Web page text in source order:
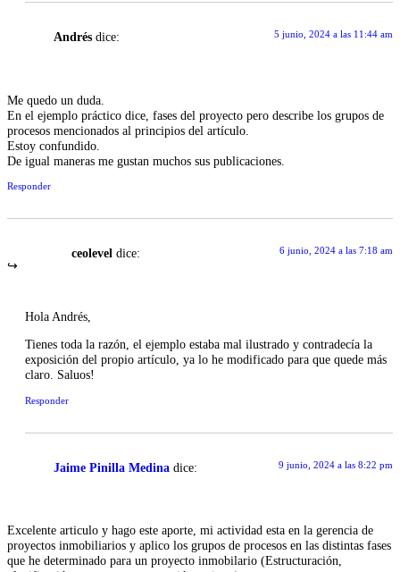
Andrés dice: 5 junio, 2024 a las 11:44 am
Me quedo un duda.
En el ejemplo práctico dice, fases del proyecto pero describe los grupos de
procesos mencionados al principios del artículo.
Estoy confundido.
De igual maneras me gustan muchos sus publicaciones.
Responder
ceolevel dice: 6 junio, 2024 a las 7:18 am
Hola Andrés,
Tienes toda la razón, el ejemplo estaba mal ilustrado y contradecía la
exposición del propio artículo, ya lo he modificado para que quede más
claro. Saluos!
Responder
Jaime Pinilla Medina dice: 9 junio, 2024 a las 8:22 pm
Excelente articulo y hago este aporte, mi actividad esta en la gerencia de
proyectos inmobiliarios y aplico los grupos de procesos en las distintas fases
que he determinado para un proyecto inmobilario (Estructuración,